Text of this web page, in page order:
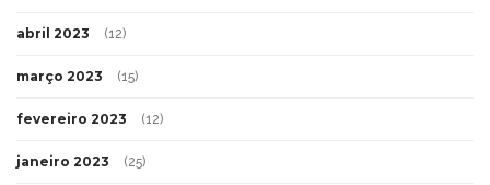
abril 2023 (12)
março 2023 (15)
fevereiro 2023 (12)
janeiro 2023 (25)